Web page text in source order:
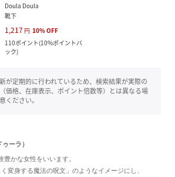
Doula Doula
靴下
1,217 円 10%OFF
110ポイント(10%ポイントバ
ック)
が定期的に行われているため、検索結果が実際の
価格、在庫表示、ポイント倍数等）とは異なる場
ください。
ーラ）
かな女性をいいます。
変身する魔法の呪文」のようなイメージにし、